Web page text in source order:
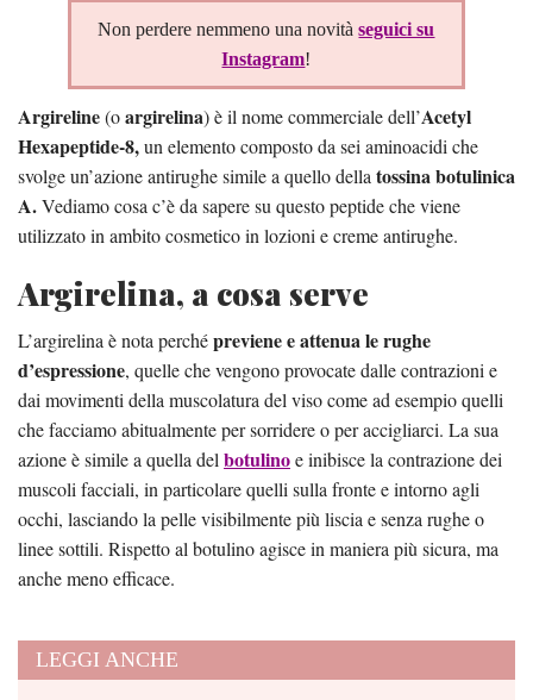
Non perdere nemmeno una novitàseguici su
Instagram!
Argireline(oargirelina) è il nome commerciale dell’Acetyl
Hexapeptide-8,un elemento composto da sei aminoacidi che
svolge un’azione antirughe simile a quello della tossina botulinica
A.Vediamo cosa c’è da sapere su questo peptide che viene
utilizzato in ambito cosmetico in lozioni e creme antirughe.
Argirelina, a cosa serve
L’argirelina è nota perchépreviene e attenua le rughe
d’espressione, quelle che vengono provocate dalle contrazioni e
dai movimenti della muscolatura del viso come ad esempio quelli
che facciamo abitualmente per sorridere o per accigliarci. La sua
azione è simile a quella del botulinoe inibisce la contrazione dei
muscoli facciali, in particolare quelli sulla fronte e intorno agli
occhi, lasciando la pelle visibilmente più liscia e senza rughe o
linee sottili. Rispetto al botulino agisce in maniera più sicura, ma
anche meno efficace.
LEGGI ANCHE